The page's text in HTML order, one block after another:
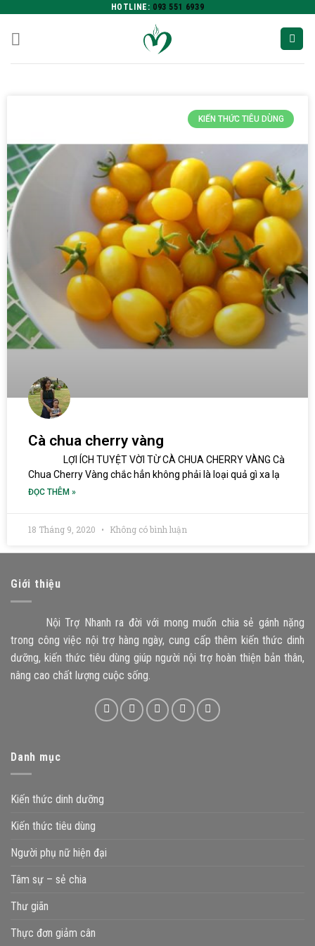
HOTLINE: 093 551 6939
KIẾN THỨC TIÊU DÙNG
Cà chua cherry vàng
LỢI ÍCH TUYỆT VỜI TỪ CÀ CHUA CHERRY VÀNG Cà
Chua Cherry Vàng chắc hẳn không phải là loại quả gì xa lạ
ĐỌC THÊM »
18 Tháng 9, 2020 Không có bình luận
Giới thiệu
Nội Trợ Nhanh ra đời với mong muốn chia sẻ gánh nặng
trong công việc nội trợ hàng ngày, cung cấp thêm kiến thức dinh
dưỡng, kiến thức tiêu dùng giúp người nội trợ hoàn thiện bản thân,
nâng cao chất lượng cuộc sống.
Danh mục
Kiến thức dinh dưỡng
Kiến thức tiêu dùng
Người phụ nữ hiện đại
Tâm sự – sẻ chia
Thư giãn
Thực đơn giảm cân